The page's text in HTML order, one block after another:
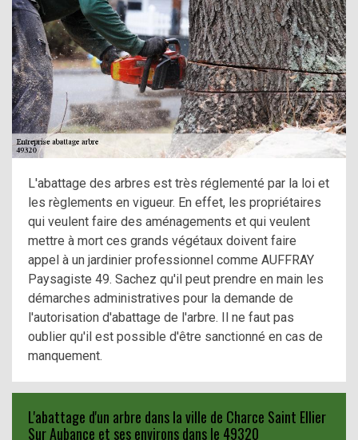
L'abattage des arbres est très réglementé par la loi et
les règlements en vigueur. En effet, les propriétaires
qui veulent faire des aménagements et qui veulent
mettre à mort ces grands végétaux doivent faire
appel à un jardinier professionnel comme AUFFRAY
Paysagiste 49. Sachez qu'il peut prendre en main les
démarches administratives pour la demande de
l'autorisation d'abattage de l'arbre. Il ne faut pas
oublier qu'il est possible d'être sanctionné en cas de
manquement.
L'abattage d'un arbre dans la ville de Charce Saint Ellier
Sur Aubance et ses environs dans le 49320